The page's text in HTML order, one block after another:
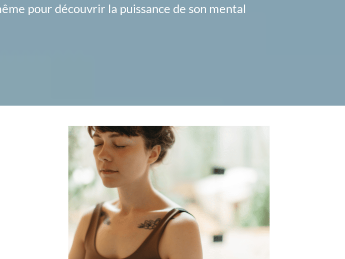
pour découvrir la puissance de son mental